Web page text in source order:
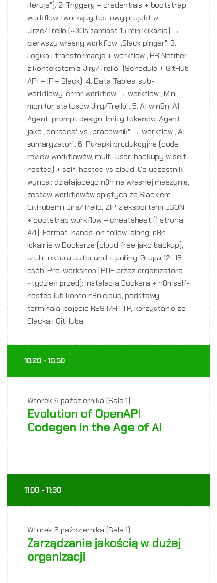
iteruje"). 2. Triggery + credentials + bootstrap
workflow tworzący testowy projekt w
Jirze/Trello (~30s zamiast 15 min klikania) →
pierwszy własny workflow „Slack pinger". 3.
Logika i transformacja + workflow „PR Notifier
z kontekstem z Jiry/Trello" (Schedule + GitHub
API + IF + Slack). 4. Data Tables, sub-
workflowy, error workflow → workflow „Mini
monitor statusów Jiry/Trello". 5. AI w n8n: AI
Agent, prompt design, limity tokenów. Agent
jako „doradca" vs „pracownik" → workflow „AI
sumaryzator". 6. Pułapki produkcyjne (code
review workflowów, multi-user, backupy w self-
hosted) + self-hosted vs cloud. Co uczestnik
wynosi: działającego n8n na własnej maszynie,
zestaw workflowów spiętych ze Slackiem,
GitHubem i Jirą/Trello, ZIP z eksportami JSON
+ bootstrap workflow + cheatsheet (1 strona
A4). Format: hands-on follow-along, n8n
lokalnie w Dockerze (cloud free jako backup),
architektura outbound + polling. Grupa 12–18
osób. Pre-workshop (PDF przez organizatora
~tydzień przed): instalacja Dockera + n8n self-
hosted lub konto n8n.cloud, podstawy
terminala, pojęcie REST/HTTP, korzystanie ze
Slacka i GitHuba.
10:20 - 10:50
Wtorek6 października (Sala 1)
Evolution of OpenAPI
Codegen in the Age of AI
11:00 - 11:30
Wtorek6 października (Sala 1)
Zarządzanie jakością w dużej
organizacji